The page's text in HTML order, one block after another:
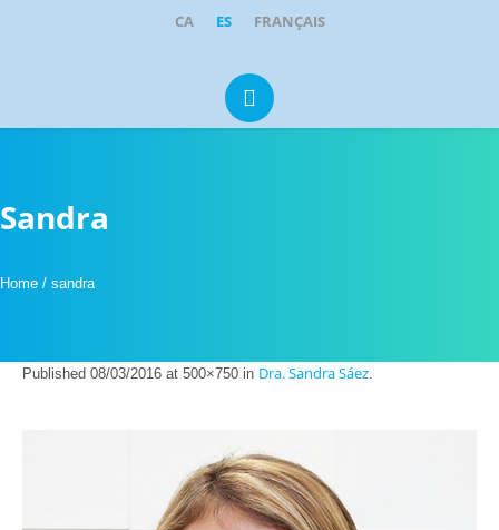
CA ES FRANÇAIS
Portugal 1, Local 1-2·08211
Sandra
Home / sandra
Published 08/03/2016 at 500×750 in Dra. Sandra Sáez.